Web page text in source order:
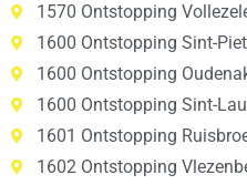
1570 Ontstopping
1600 Ontstopping Sint-
1600 Ontstopping
1600 Ontstopping Sint-
1601 Ontstopping
1602 Ontstopping